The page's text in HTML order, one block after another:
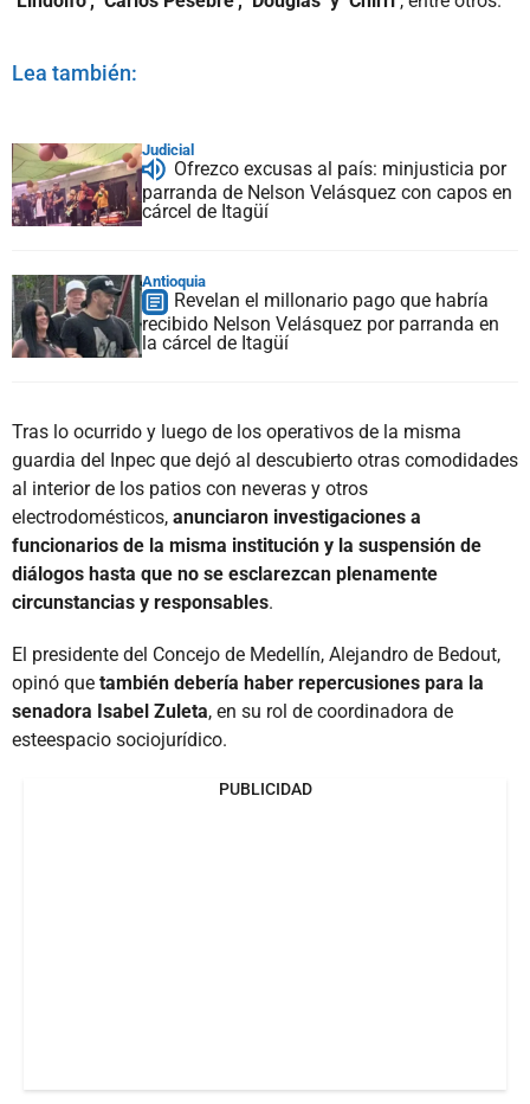
Lea también:
Judicial
Ofrezco excusas al país: minjusticia por
parranda de Nelson Velásquez con capos en
cárcel de Itagüí
Antioquia
Revelan el millonario pago que habría
recibido Nelson Velásquez por parranda en
la cárcel de Itagüí
Tras lo ocurrido y luego de los operativos de la misma
guardia del Inpec que dejó al descubierto otras comodidades
al interior de los patios con neveras y otros
electrodomésticos, anunciaron investigaciones a
funcionarios de la misma institución y la suspensión de
diálogos hasta que no se esclarezcan plenamente
circunstancias y responsables.
El presidente del Concejo de Medellín, Alejandro de Bedout,
opinó que también debería haber repercusiones para la
senadora Isabel Zuleta, en su rol de coordinadora de
esteespacio sociojurídico.
PUBLICIDAD